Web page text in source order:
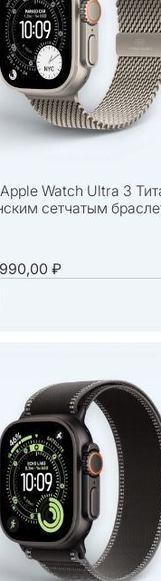
Watch Ultra 3
сетчатым
₽